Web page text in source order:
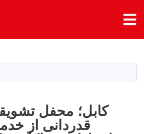
content
کابل؛ محفل
قدردانی از